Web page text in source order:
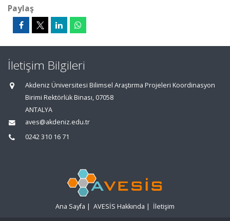
Paylaş
İletişim Bilgileri
Akdeniz Üniversitesi Bilimsel Araştırma Projeleri Koordinasyon
Birimi Rektörlük Binası, 07058
ANTALYA
aves@akdeniz.edu.tr
0242 310 16 71
Ana Sayfa | AVESİS Hakkında | İletişim